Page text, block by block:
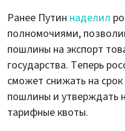
Ранее Путин наделил
полномочиями,
пошлины на экспорт
государства. Теперь
сможет снижать на
пошлины и утверждать
тарифные квоты.